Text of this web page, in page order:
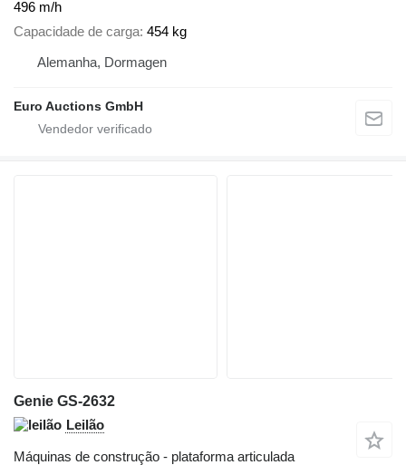
496 m/h
Capacidade de carga 454 kg
Alemanha, Dormagen
Euro Auctions GmbH
Genie GS-2632
Leilão
Máquinas de construção - plataforma articulada